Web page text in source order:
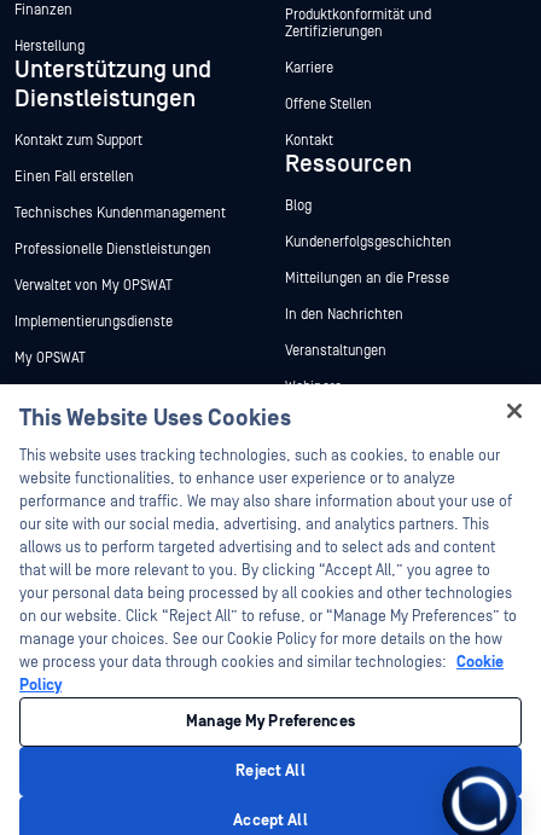
Finanzen
Herstellung
Unterstützung und
Dienstleistungen
Kontakt zum Support
Einen Fall erstellen
Technisches Kundenmanagement
Professionelle Dienstleistungen
Verwaltet von My OPSWAT
Implementierungsdienste
My OPSWAT
Ausbildung
Programm zur Behebung von
Sicherheitslücken
Partner
Zertifizierung
Technologie-Partner
Partner Programm
Produktkonformität und
Zertifizierungen
Karriere
Offene Stellen
Kontakt
Ressourcen
Blog
Kundenerfolgsgeschichten
Mitteilungen an die Presse
In den Nachrichten
Veranstaltungen
Webinare
Datenblätter
Weiße Papiere
Kostenlose Tools
©2026 OPSWAT . Alle Rechte vorbehalten. OPSWAT, MetaDefender, Metascan,
MetaAccess, das OPSWAT , Trust no File. Trust No Device., OPSWAT , Protecting the
World's Critical Infrastructure, Deep CDR™ Technology, InQuest, das InQuest-Logo,
DFI, RetroHunt, Deep File Inspection und Join the Hunt sind Marken von OPSWAT .
Marken von Drittanbietern sind Eigentum ihrer jeweiligen Inhaber.
Cookie-Präferenzen verwalten
Ihre
Entscheidungen zum Datenschutz in Kalifornien
This Website Uses Cookies
This website uses tracking technologies, such as cookies, to enable our
website functionalities, to enhance user experience or to analyze
performance and traffic. We may also share information about your use of
our site with our social media, advertising, and analytics partners. This
allows us to perform targeted advertising and to select ads and content
that will be more relevant to you. By clicking “Accept All,” you agree to
your personal data being processed by all cookies and other technologies
on our website. Click “Reject All” to refuse, or “Manage My Preferences” to
manage your choices. See our Cookie Policy for more details on the how
we process your data through cookies and similar technologies: Cookie
Policy
Manage My Preferences
Reject All
Accept All